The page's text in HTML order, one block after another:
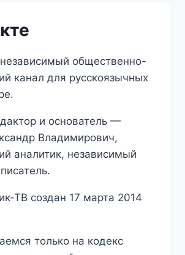
общественно-
канал для русскоязычных
и основатель —
Владимирович,
аналитик, независимый
ТВ создан 17 марта 2014
только на кодекс